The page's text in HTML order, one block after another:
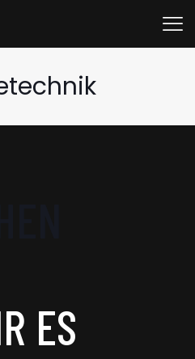
ES